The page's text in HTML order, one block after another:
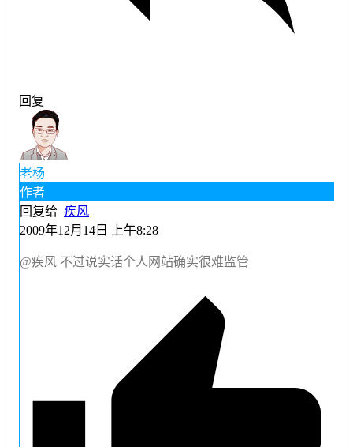
回复
老杨
作者
回复给 疾风
2009年12月14日 上午8:28
@疾风 不过说实话个人网站确实很难监管